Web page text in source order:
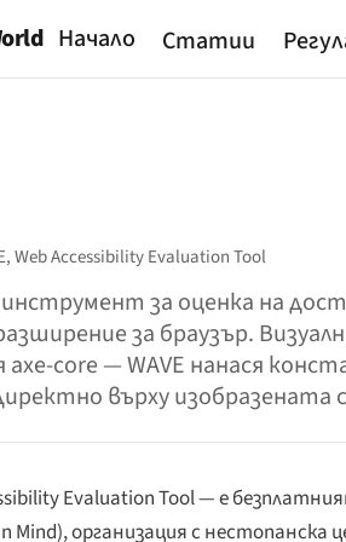
Начало Статии
Web Accessibility Evaluation Tool
за оценка на
за браузър.
core — WAVE нанася
върху изобразената
Evaluation Tool— е
Mind), организация с